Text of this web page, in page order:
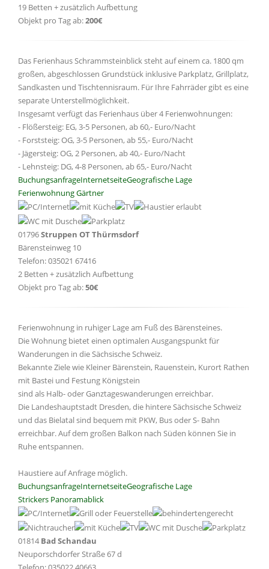
19 Betten + zusätzlich Aufbettung
Objekt pro Tag ab:200€
Das Ferienhaus Schrammsteinblick steht auf einem ca. 1800 qm
großen, abgeschlossen Grundstück inklusive Parkplatz, Grillplatz,
Sandkasten und Tischtennisraum. Für Ihre Fahrräder gibt es eine
separate Unterstellmöglichkeit.
Insgesamt verfügt das Ferienhaus über 4 Ferienwohnungen:
- Flößersteig: EG, 3-5 Personen, ab 60,- Euro/Nacht
- Forststeig: OG, 3-5 Personen, ab 55,- Euro/Nacht
- Jägersteig: OG, 2 Personen, ab 40,- Euro/Nacht
- Lehnsteig: DG, 4-8 Personen, ab 65,- Euro/Nacht
BuchungsanfrageInternetseiteGeografische Lage
Ferienwohnung Gärtner
01796Struppen OT Thürmsdorf
Bärensteinweg 10
Telefon: 035021 67416
2 Betten + zusätzlich Aufbettung
Objekt pro Tag ab:50€
Ferienwohnung in ruhiger Lage am Fuß des Bärensteines.
Die Wohnung bietet einen optimalen Ausgangspunkt für
Wanderungen in die Sächsische Schweiz.
Bekannte Ziele wie Kleiner Bärenstein, Rauenstein, Kurort Rathen
mit Bastei und Festung Königstein
sind als Halb- oder Ganztageswanderungen erreichbar.
Die Landeshauptstadt Dresden, die hintere Sächsische Schweiz
und das Bielatal sind bequem mit PKW, Bus oder S- Bahn
erreichbar. Auf dem großen Balkon nach Süden können Sie in
Ruhe entspannen.
Haustiere auf Anfrage möglich.
BuchungsanfrageInternetseiteGeografische Lage
Strickers Panoramablick
01814 Bad Schandau
Neuporschdorfer Straße 67 d